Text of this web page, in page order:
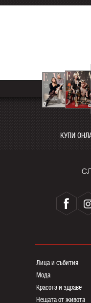
КУПИ
Лица и събития
Мода
Красота и здраве
Нещата от живота